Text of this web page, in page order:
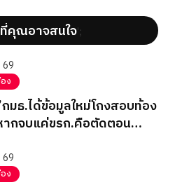
คุณอาจสนใจ';
ง
กมธ.ได้ข้อมูลใหม่โกงสอบท้อง
ากจบแค่ขรก.คือตัดตอน
ง